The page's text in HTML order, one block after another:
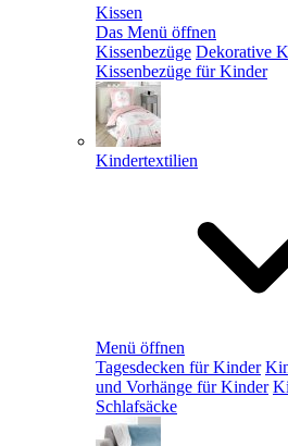
Kissen
Das Menü öffnen
Kissenbezüge Dekorative
Kissenbezüge für Kinder
Kindertextilien
Menü öffnen
Tagesdecken für Kinder
und Vorhänge für Kinder
Schlafsäcke